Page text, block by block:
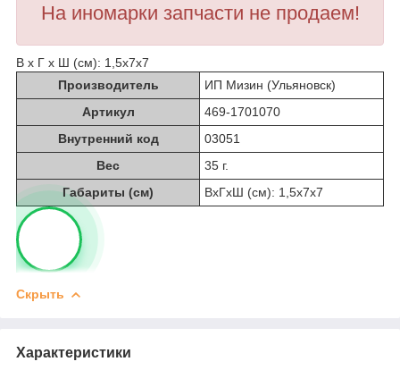
На иномарки запчасти не продаем!
В х Г х Ш (см): 1,5х7х7
Производитель
ИП Мизин (Ульяновск)
Артикул
469-1701070
Внутренний код
03051
Вес
35 г.
Габариты (см)
ВхГхШ (см): 1,5х7х7
Скрыть
Характеристики